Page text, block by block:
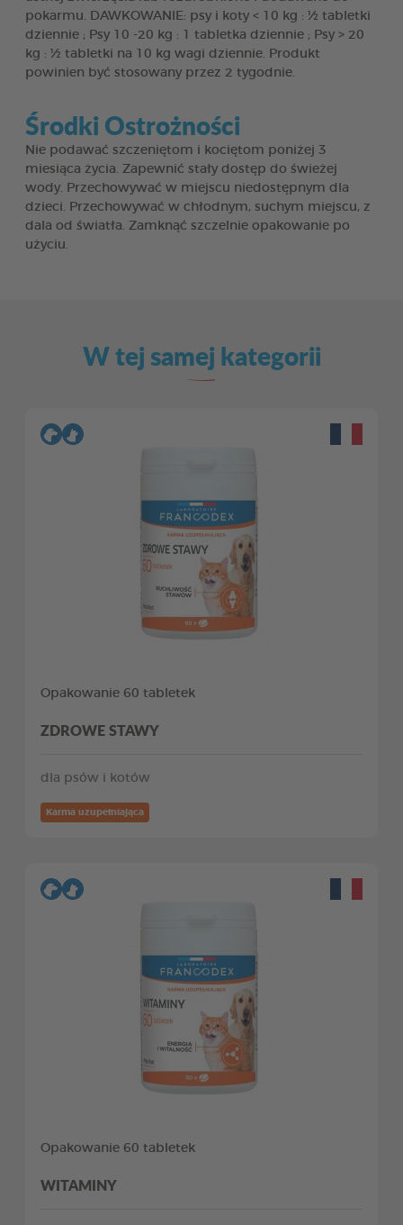
pokarmu. DAWKOWANIE: psy i koty < 10 kg : ½ tabletki
dziennie ; Psy 10 -20 kg : 1 tabletka dziennie ; Psy > 20
kg : ½ tabletki na 10 kg wagi dziennie. Produkt
powinien być stosowany przez 2 tygodnie.
Środki Ostrożności
Nie podawać szczeniętom i kociętom poniżej 3
miesiąca życia. Zapewnić stały dostęp do świeżej
wody. Przechowywać w miejscu niedostępnym dla
dzieci. Przechowywać w chłodnym, suchym miejscu, z
dala od światła. Zamknąć szczelnie opakowanie po
użyciu.
W tej samej kategorii
Opakowanie 60 tabletek
ZDROWE STAWY
dla psów i kotów
Karma uzupełniająca
Opakowanie 60 tabletek
WITAMINY